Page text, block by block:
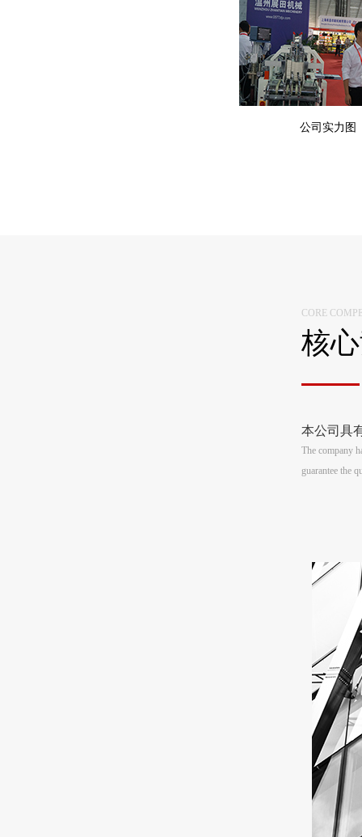
公司实力图
CORE
核
本公司具
The company
guarantee the